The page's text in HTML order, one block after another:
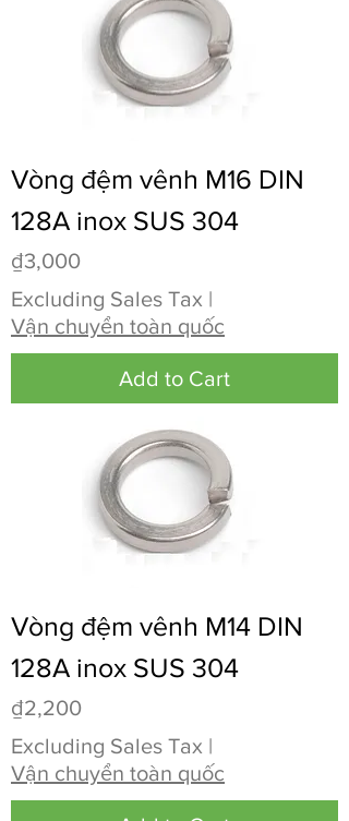
Vòng đệm vênh M16 DIN
128A inox SUS 304
Price
₫3,000
Excluding Sales Tax |
Vận chuyển toàn quốc
Add to Cart
Vòng đệm vênh M14 DIN
128A inox SUS 304
Price
₫2,200
Excluding Sales Tax |
Vận chuyển toàn quốc